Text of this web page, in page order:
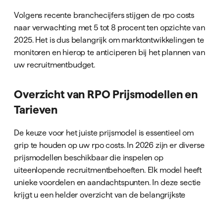
Volgens recente branchecijfers stijgen de rpo costs
naar verwachting met 5 tot 8 procent ten opzichte van
2025. Het is dus belangrijk om marktontwikkelingen te
monitoren en hierop te anticiperen bij het plannen van
uw recruitmentbudget.
Overzicht van RPO Prijsmodellen en
Tarieven
De keuze voor het juiste prijsmodel is essentieel om
grip te houden op uw rpo costs. In 2026 zijn er diverse
prijsmodellen beschikbaar die inspelen op
uiteenlopende recruitmentbehoeften. Elk model heeft
unieke voordelen en aandachtspunten. In deze sectie
krijgt u een helder overzicht van de belangrijkste